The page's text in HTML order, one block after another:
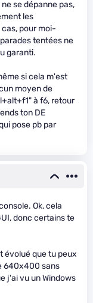
se dépanne pas,
les
pour moi-
tentées ne
garanti.
si cela m'est
moyen de
à f6, retour
ton DE
pose pb par
Ok, cela
donc certains te
évolué que tu peux
640x400 sans
j'ai vu un Windows